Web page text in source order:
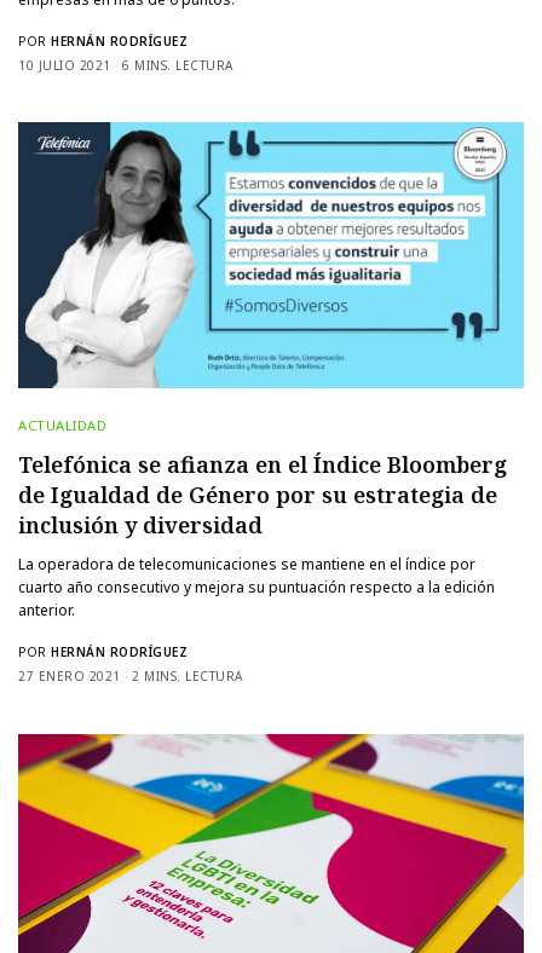
POR HERNÁN RODRÍGUEZ
10 JULIO 2021
6 MINS. LECTURA
ACTUALIDAD
Telefónica se afianza en el Índice Bloomberg
de Igualdad de Género por su estrategia de
inclusión y diversidad
La operadora de telecomunicaciones se mantiene en el índice por
cuarto año consecutivo y mejora su puntuación respecto a la edición
anterior.
POR HERNÁN RODRÍGUEZ
27 ENERO 2021
2 MINS. LECTURA